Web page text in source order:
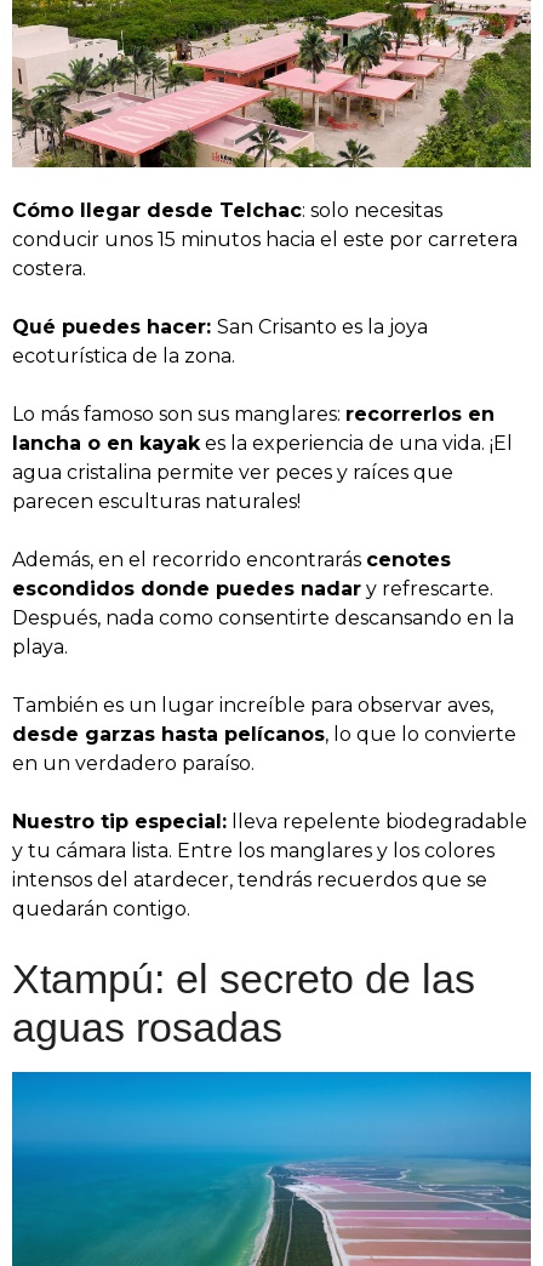
Cómo llegar desde Telchac: solo necesitas
conducir unos 15 minutos hacia el este por carretera
costera.
Qué puedes hacer: San Crisanto es la joya
ecoturística de la zona.
Lo más famoso son sus manglares: recorrerlos en
lancha o en kayak es la experiencia de una vida. ¡El
agua cristalina permite ver peces y raíces que
parecen esculturas naturales!
Además, en el recorrido encontrarás cenotes
escondidos donde puedes nadar y refrescarte.
Después, nada como consentirte descansando en la
playa.
También es un lugar increíble para observar aves,
desde garzas hasta pelícanos, lo que lo convierte
en un verdadero paraíso.
Nuestro tip especial: lleva repelente biodegradable
y tu cámara lista. Entre los manglares y los colores
intensos del atardecer, tendrás recuerdos que se
quedarán contigo.
Xtampú: el secreto de las
aguas rosadas